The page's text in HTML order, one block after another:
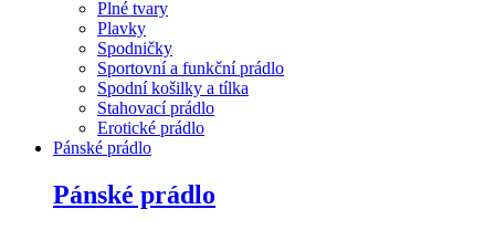
Plné tvary
Plavky
Spodničky
Sportovní a funkční prádlo
Spodní košilky a tílka
Stahovací prádlo
Erotické prádlo
Pánské prádlo
Pánské prádlo